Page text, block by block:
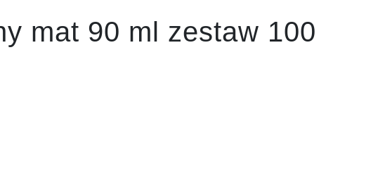
mat 90 ml zestaw 100